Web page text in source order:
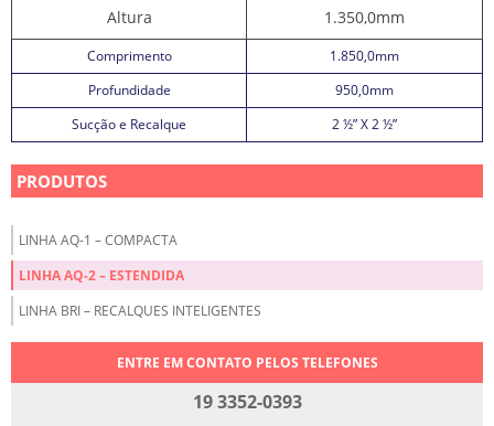
Altura 1.350,0mm
Comprimento
1.850,0mm
Profundidade
950,0mm
Sucção e Recalque
2 ½” X 2 ½”
PRODUTOS
LINHA AQ-1 – COMPACTA
LINHA AQ-2 – ESTENDIDA
LINHA BRI – RECALQUES INTELIGENTES
ENTRE EM CONTATO PELOS TELEFONES
19 3352-0393